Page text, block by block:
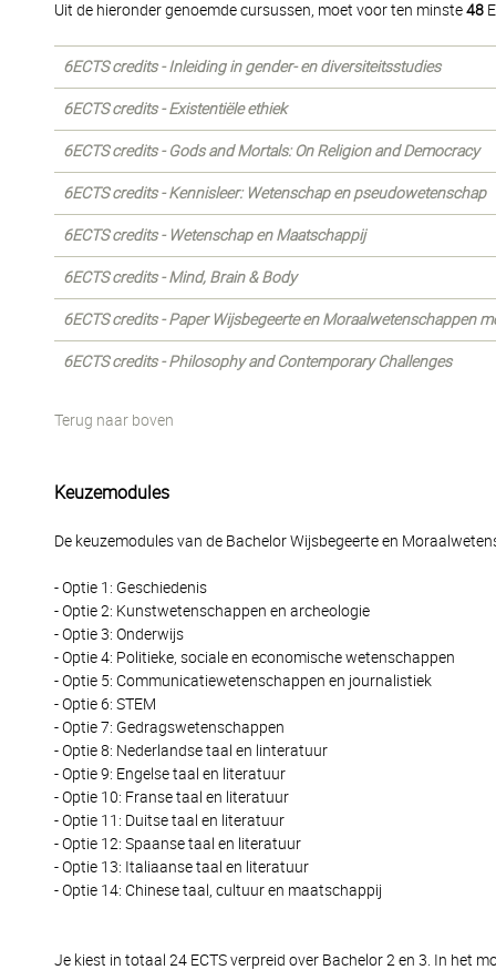
Uit de hieronder genoemde cursussen, moet voor ten minste48
6ECTS credits - Inleiding in gender- en diversiteitsstudies
6ECTS credits - Existentiële ethiek
6ECTS credits - Gods and Mortals: On Religion and Democracy
6ECTS credits - Kennisleer: Wetenschap en pseudowetenschap
6ECTS credits - Wetenschap en Maatschappij
6ECTS credits - Mind, Brain & Body
6ECTS credits - Paper Wijsbegeerte en Moraalwetenschappen
6ECTS credits - Philosophy and Contemporary Challenges
Terug naar boven
Keuzemodules
De keuzemodules van de Bachelor Wijsbegeerte en
- Optie 1: Geschiedenis
- Optie 2: Kunstwetenschappen en archeologie
- Optie 3: Onderwijs
- Optie 4: Politieke, sociale en economische wetenschappen
- Optie 5: Communicatiewetenschappen en journalistiek
- Optie 6: STEM
- Optie 7: Gedragswetenschappen
- Optie 8: Nederlandse taal en linteratuur
- Optie 9: Engelse taal en literatuur
- Optie 10: Franse taal en literatuur
- Optie 11: Duitse taal en literatuur
- Optie 12: Spaanse taal en literatuur
- Optie 13: Italiaanse taal en literatuur
- Optie 14: Chinese taal, cultuur en maatschappij
Je kiest in totaal 24 ECTS verpreid over Bachelor 2 en 3. In het